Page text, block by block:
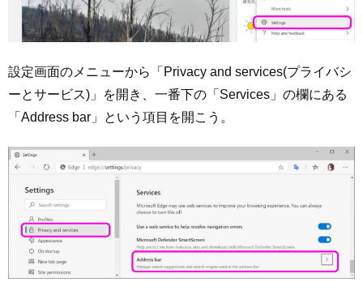
設定画面のメニューから「Privacy and services(プライバシ
ーとサービス)」を開き、一番下の「Services」の欄にある
「Address bar」という項目を開こう。